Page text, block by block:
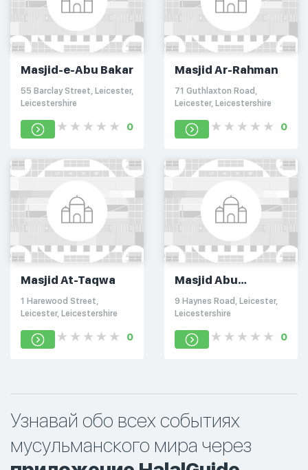
Masjid-e-Abu Bakar
55 Barclay Street, Leicester,
Leicestershire
0
Masjid Ar-Rahman
71 Guthlaxton Road,
Leicester, Leicestershire
0
Masjid At-Taqwa
1 Harewood Street,
Leicester, Leicestershire
0
Masjid Abu
Hurairah
9 Haynes Road, Leicester,
Leicestershire
0
Узнавай обо всех событиях
мусульманского мира через